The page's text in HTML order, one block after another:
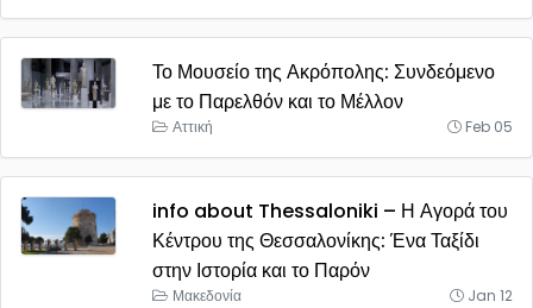
Το Μουσείο της Ακρόπολης: Συνδεόμενο
με το Παρελθόν και το Μέλλον
Αττική Feb 05
info about Thessaloniki – Η Αγορά του
Κέντρου της Θεσσαλονίκης: Ένα Ταξίδι
στην Ιστορία και το Παρόν
Μακεδονία Jan 12